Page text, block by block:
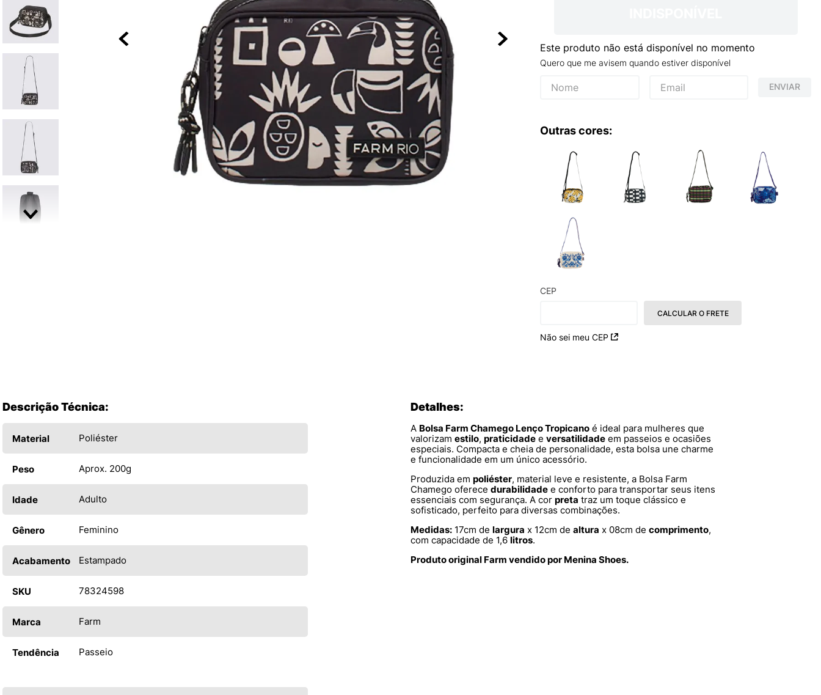
Este produto não está disponível no momento
Quero que me avisem quando estiver disponível
ENVIAR
Outras cores:
CEP
Não sei meu CEP
CALCULAR O FRETE
Descrição Técnica:
Material Poliéster
Peso Aprox. 200g
Idade Adulto
Gênero Feminino
Acabamento Estampado
SKU 78324598
Marca Farm
Tendência Passeio
Detalhes:
A Bolsa Farm Chamego Lenço Tropicano é ideal para mulheres que
valorizam estilo, praticidade e versatilidade em passeios e ocasiões
especiais. Compacta e cheia de personalidade, esta bolsa une charme
e funcionalidade em um único acessório.
Produzida em poliéster, material leve e resistente, a Bolsa Farm
Chamego oferece durabilidade e conforto para transportar seus itens
essenciais com segurança. A cor preta traz um toque clássico e
sofisticado, perfeito para diversas combinações.
Medidas: 17cm de largura x 12cm de altura x 08cm de comprimento,
com capacidade de 1,6 litros.
Produto original Farm vendido por Menina Shoes.